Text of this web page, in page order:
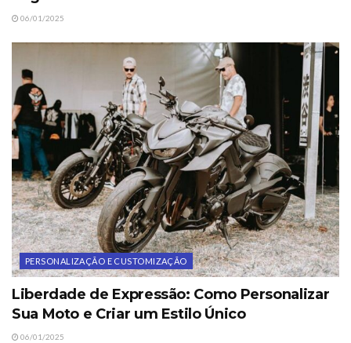
06/01/2025
PERSONALIZAÇÃO E CUSTOMIZAÇÃO
Liberdade de Expressão: Como Personalizar
Sua Moto e Criar um Estilo Único
06/01/2025